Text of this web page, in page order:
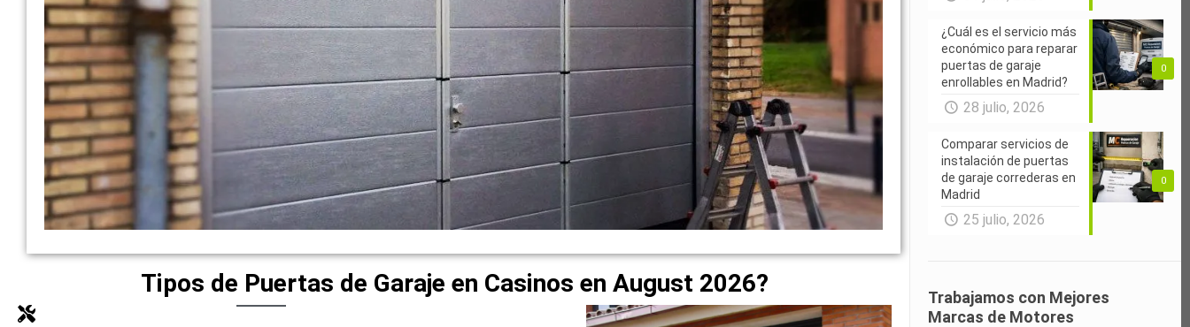
Tipos de Puertas de Garaje en Casinos en August 2026?
0
¿Cuál es el servicio más
económico para reparar
puertas de garaje
enrollables en Madrid?
28 julio, 2026
0
Comparar servicios de
instalación de puertas
de garaje correderas en
Madrid
25 julio, 2026
Trabajamos con Mejores
Marcas de Motores